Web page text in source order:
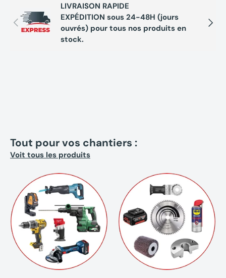
Précédent
LIVRAISON RAPIDE
EXPÉDITION sous 24-48H (jours
ouvrés) pour tous nos produits en
stock.
Tout pour vos chantiers :
Voit tous les produits